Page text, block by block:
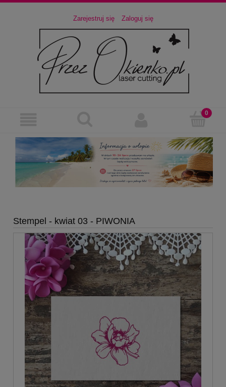
Zarejestruj się Zaloguj się
Stempel - kwiat 03 - PIWONIA